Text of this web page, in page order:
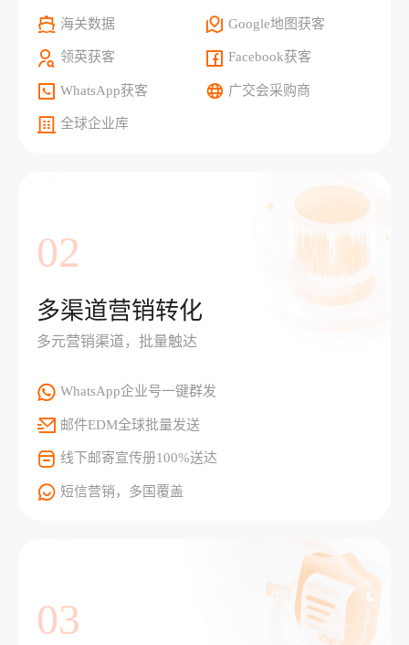
海关数据 Google地图获客
领英获客 Facebook获客
WhatsApp获客 广交会采购商
全球企业库
02
多渠道营销转化
多元营销渠道，批量触达
WhatsApp企业号一键群发
邮件EDM全球批量发送
线下邮寄宣传册100%送达
短信营销，多国覆盖
03